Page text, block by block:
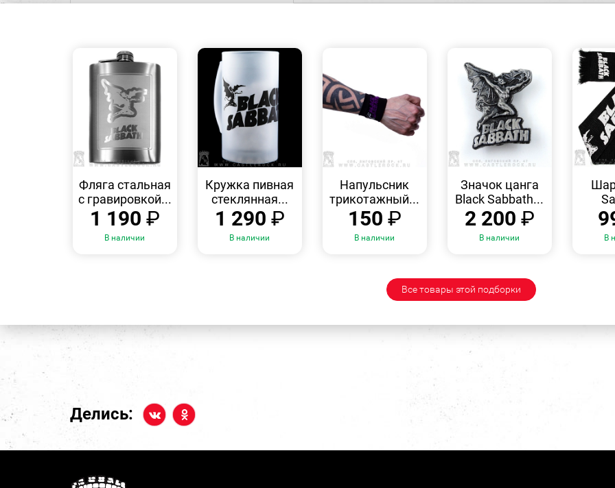
Фляга стальная
с гравировкой...
1 190 ₽
В наличии
Кружка пивная
стеклянная...
1 290 ₽
В наличии
Напульсник
трикотажный...
150 ₽
В наличии
Значок цанга
Black Sabbath...
2 200 ₽
В наличии В
Все товары этой подборки
Делись: